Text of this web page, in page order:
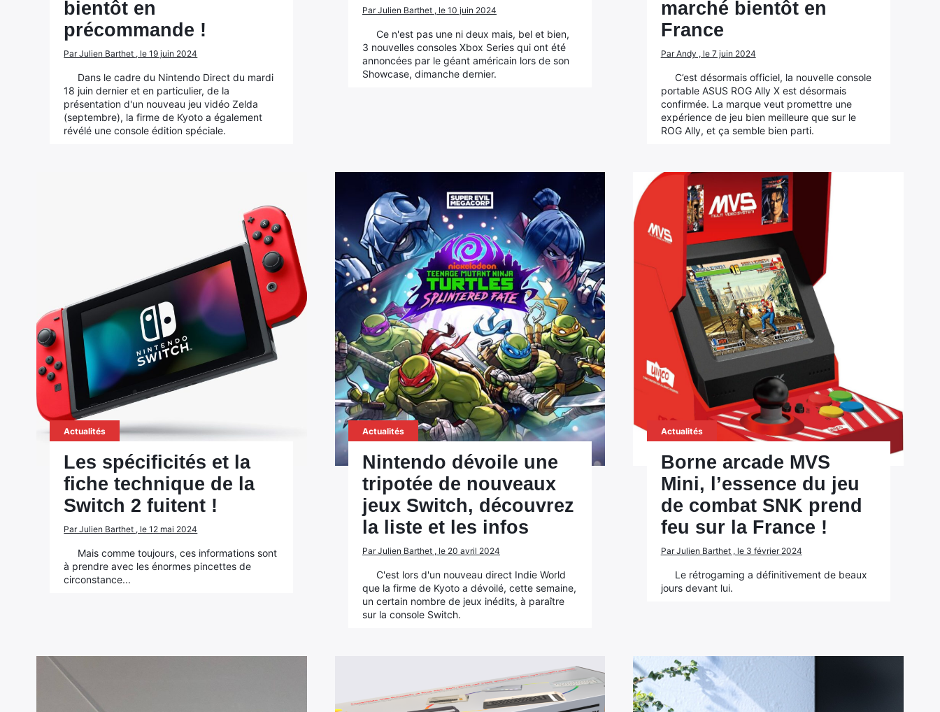
bientôt en
précommande !
Par Julien Barthet , le 19 juin 2024
Dans le cadre du Nintendo Direct du mardi
18 juin dernier et en particulier, de la
présentation d'un nouveau jeu vidéo Zelda
(septembre), la firme de Kyoto a également
révélé une console édition spéciale.
Par Julien Barthet , le 10 juin 2024
Ce n'est pas une ni deux mais, bel et bien,
3 nouvelles consoles Xbox Series qui ont été
annoncées par le géant américain lors de son
Showcase, dimanche dernier.
marché bientôt en
France
Par Andy , le 7 juin 2024
C’est désormais officiel, la nouvelle console
portable ASUS ROG Ally X est désormais
confirmée. La marque veut promettre une
expérience de jeu bien meilleure que sur le
ROG Ally, et ça semble bien parti.
Actualités
Les spécificités et la
fiche technique de la
Switch 2 fuitent !
Par Julien Barthet , le 12 mai 2024
Mais comme toujours, ces informations sont
à prendre avec les énormes pincettes de
circonstance...
Actualités
Nintendo dévoile une
tripotée de nouveaux
jeux Switch, découvrez
la liste et les infos
Par Julien Barthet , le 20 avril 2024
C'est lors d'un nouveau direct Indie World
que la firme de Kyoto a dévoilé, cette semaine,
un certain nombre de jeux inédits, à paraître
sur la console Switch.
Actualités
Borne arcade MVS
Mini, l’essence du jeu
de combat SNK prend
feu sur la France !
Par Julien Barthet , le 3 février 2024
Le rétrogaming a définitivement de beaux
jours devant lui.